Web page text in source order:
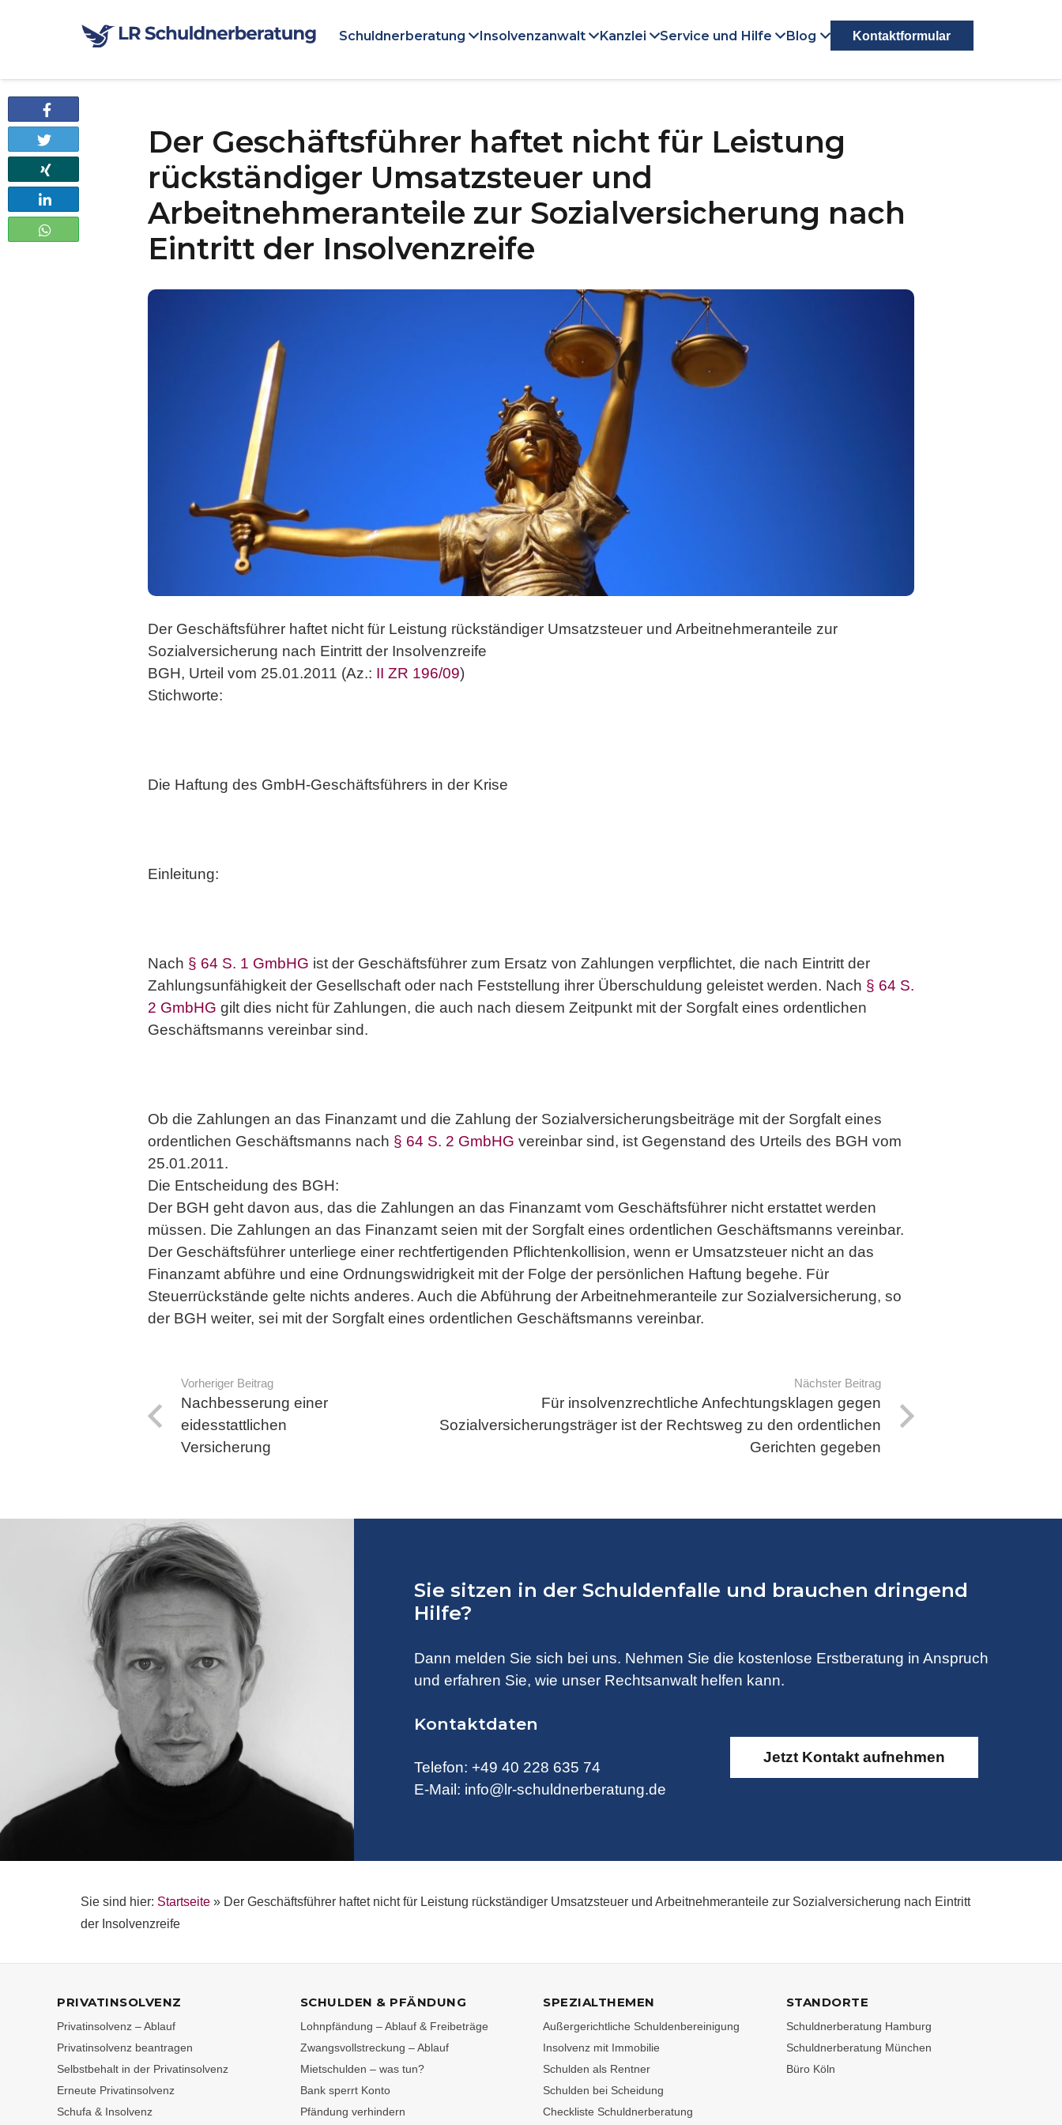
Schuldnerberatung Insolvenzanwalt Kanzlei Service und Hilfe Blog Kontaktformular
Der Geschäftsführer haftet nicht für Leistung
rückständiger Umsatzsteuer und
Arbeitnehmeranteile zur Sozialversicherung nach
Eintritt der Insolvenzreife
Der Geschäftsführer haftet nicht für Leistung rückständiger Umsatzsteuer und Arbeitnehmeranteile zur
Sozialversicherung nach Eintritt der Insolvenzreife
BGH, Urteil vom 25.01.2011 (Az.: II ZR 196/09)
Stichworte:
Die Haftung des GmbH-Geschäftsführers in der Krise
Einleitung:
Nach § 64 S. 1 GmbHG ist der Geschäftsführer zum Ersatz von Zahlungen verpflichtet, die nach Eintritt der
Zahlungsunfähigkeit der Gesellschaft oder nach Feststellung ihrer Überschuldung geleistet werden. Nach § 64 S.
2 GmbHG gilt dies nicht für Zahlungen, die auch nach diesem Zeitpunkt mit der Sorgfalt eines ordentlichen
Geschäftsmanns vereinbar sind.
Ob die Zahlungen an das Finanzamt und die Zahlung der Sozialversicherungsbeiträge mit der Sorgfalt eines
ordentlichen Geschäftsmanns nach § 64 S. 2 GmbHG vereinbar sind, ist Gegenstand des Urteils des BGH vom
25.01.2011.
Die Entscheidung des BGH:
Der BGH geht davon aus, das die Zahlungen an das Finanzamt vom Geschäftsführer nicht erstattet werden
müssen. Die Zahlungen an das Finanzamt seien mit der Sorgfalt eines ordentlichen Geschäftsmanns vereinbar.
Der Geschäftsführer unterliege einer rechtfertigenden Pflichtenkollision, wenn er Umsatzsteuer nicht an das
Finanzamt abführe und eine Ordnungswidrigkeit mit der Folge der persönlichen Haftung begehe. Für
Steuerrückstände gelte nichts anderes. Auch die Abführung der Arbeitnehmeranteile zur Sozialversicherung, so
der BGH weiter, sei mit der Sorgfalt eines ordentlichen Geschäftsmanns vereinbar.
Vorheriger Beitrag
Nachbesserung einer
eidesstattlichen
Versicherung
Nächster Beitrag
Für insolvenzrechtliche Anfechtungsklagen gegen
Sozialversicherungsträger ist der Rechtsweg zu den ordentlichen
Gerichten gegeben
Sie sitzen in der Schuldenfalle und brauchen dringend
Hilfe?
Dann melden Sie sich bei uns. Nehmen Sie die kostenlose Erstberatung in Anspruch
und erfahren Sie, wie unser Rechtsanwalt helfen kann.
Kontaktdaten
Telefon: +49 40 228 635 74
E-Mail: info@lr-schuldnerberatung.de
Jetzt Kontakt aufnehmen
Sie sind hier: Startseite » Der Geschäftsführer haftet nicht für Leistung rückständiger Umsatzsteuer und Arbeitnehmeranteile zur Sozialversicherung nach Eintritt
der Insolvenzreife
PRIVATINSOLVENZ
Privatinsolvenz – Ablauf
Privatinsolvenz beantragen
Selbstbehalt in der Privatinsolvenz
Erneute Privatinsolvenz
Schufa & Insolvenz
SCHULDEN & PFÄNDUNG
Lohnpfändung – Ablauf & Freibeträge
Zwangsvollstreckung – Ablauf
Mietschulden – was tun?
Bank sperrt Konto
Pfändung verhindern
SPEZIALTHEMEN
Außergerichtliche Schuldenbereinigung
Insolvenz mit Immobilie
Schulden als Rentner
Schulden bei Scheidung
Checkliste Schuldnerberatung
STANDORTE
Schuldnerberatung Hamburg
Schuldnerberatung München
Büro Köln